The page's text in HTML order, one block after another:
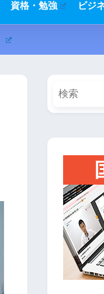
資格・勉強 ビジ